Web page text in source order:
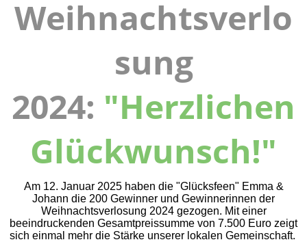
Weihnachtsverlo
sung
2024: "Herzlichen
Glückwunsch!"
Am 12. Januar 2025 haben die "Glücksfeen" Emma &
Johann die 200 Gewinner und Gewinnerinnen der
Weihnachtsverlosung 2024 gezogen. Mit einer
beeindruckenden Gesamtpreissumme von 7.500 Euro zeigt
sich einmal mehr die Stärke unserer lokalen Gemeinschaft.